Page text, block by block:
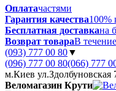
Оплатачастями
Гарантия качества100%
Бесплатная доставкана
Возврат товараВ
(093) 777 00 80▼
(096) 777 00 80(066) 777
м.Киев ул.Здолбуновская
Веломагазин Крути